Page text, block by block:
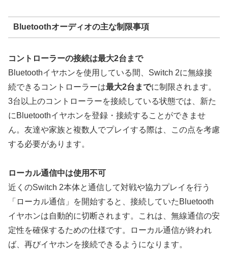
Bluetoothオーディオの主な制限事項
コントローラーの接続は最大2台まで
Bluetoothイヤホンを使用している間、Switch 2に無線接
続できるコントローラーは最大2台までに制限されます。
3台以上のコントローラーを接続している状態では、新た
にBluetoothイヤホンを登録・接続することができませ
ん。友達や家族と複数人でプレイする際は、この点を考慮
する必要があります。
ローカル通信中は使用不可
近くのSwitch 2本体と通信して対戦や協力プレイを行う
「ローカル通信」を開始すると、 接続していたBluetooth
イヤホンは自動的に切断されます。
これは、無線通信の安
定性を確保するための仕様です。ローカル通信が終われ
ば、再びイヤホンを接続できるようになります。